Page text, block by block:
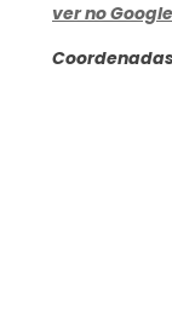
ver no
Coordenadas